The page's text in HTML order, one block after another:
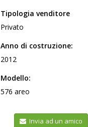
Tipologia venditore
Privato
Anno di costruzione:
2012
Modello:
576 areo
Invia ad un amico